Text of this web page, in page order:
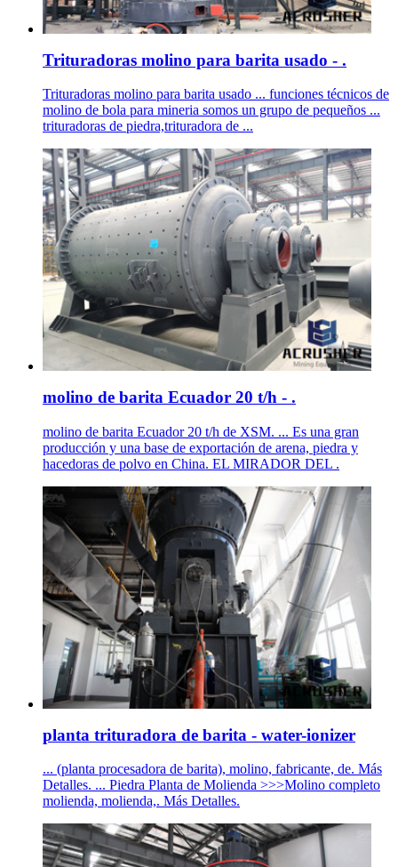
Trituradoras molino para barita usado - .
Trituradoras molino para barita usado ... funciones técnicos de
molino de bola para mineria somos un grupo de pequeños ...
trituradoras de piedra,trituradora de ...
molino de barita Ecuador 20 t/h - .
molino de barita Ecuador 20 t/h de XSM. ... Es una gran
producción y una base de exportación de arena, piedra y
hacedoras de polvo en China. EL MIRADOR DEL .
planta trituradora de barita - water-ionizer
... (planta procesadora de barita), molino, fabricante, de. Más
Detalles. ... Piedra Planta de Molienda >>>Molino completo
molienda, molienda,. Más Detalles.